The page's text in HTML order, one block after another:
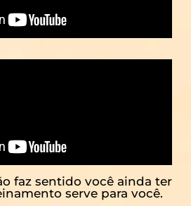
faz sentido você ainda ter
serve para você.